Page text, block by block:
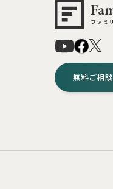
無料ご相談